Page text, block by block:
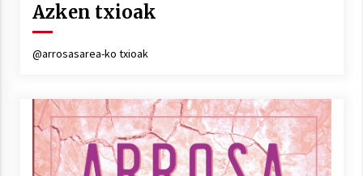
Azken txioak
@arrosasarea-ko txioak